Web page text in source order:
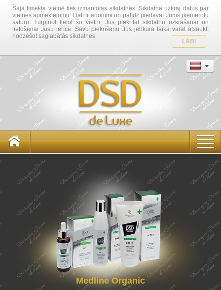
Šajā tīmekļa vietnē tiek izmantotas sīkdatnes. Sīkdatne uzkrāj datus par
vietnes apmeklējumu. Dati ir anonīmi un palīdz piedāvāt Jums piemērotu
saturu. Turpinot lietot šo vietni, Jūs piekrītat sīkdatņu uzkrāšanai un
lietošanai Jūsu ierīcē. Savu piekrišanu Jūs jebkurā laikā varat atsaukt,
nodzēšot saglabātās sīkdatnes.
LABI
Medline Organic